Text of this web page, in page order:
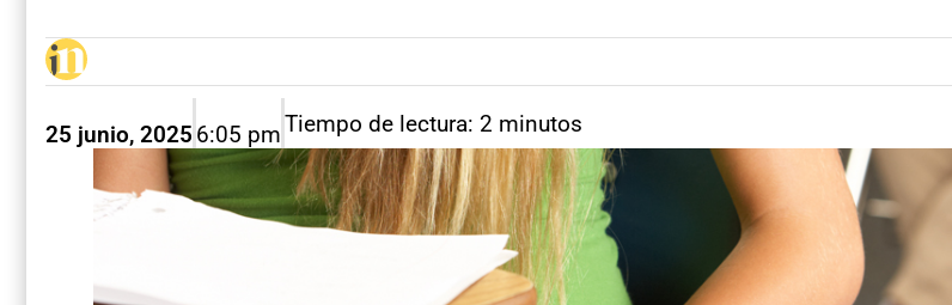
25 junio, 2025 6:05 pmTiempo de lectura: 2 minutos